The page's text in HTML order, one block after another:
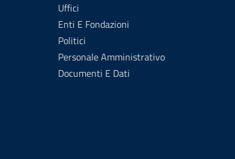
Uffici
Enti E Fondazioni
Politici
Personale Amministrativo
Documenti E Dati